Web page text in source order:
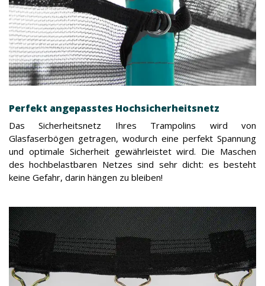
Perfekt angepasstes Hochsicherheitsnetz
Das Sicherheitsnetz Ihres Trampolins wird von
Glasfaserbögen getragen, wodurch eine perfekt Spannung
und optimale Sicherheit gewährleistet wird. Die Maschen
des hochbelastbaren Netzes sind sehr dicht: es besteht
keine Gefahr, darin hängen zu bleiben!